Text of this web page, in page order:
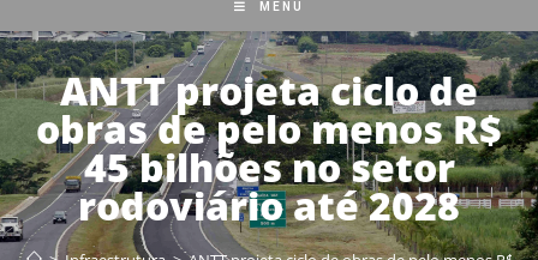
MENU
ANTT projeta ciclo de
obras de pelo menos R$
45 bilhões no setor
rodoviário até 2028